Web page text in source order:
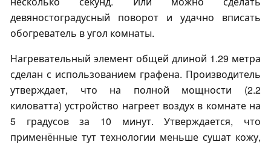
девяностоградусный поворот и удачно вписать
обогреватель в угол комнаты.
Нагревательный элемент общей длиной 1.29 метра
сделан с использованием графена. Производитель
утверждает, что на полной мощности (2.2
киловатта) устройство нагреет воздух в комнате на
5 градусов за 10 минут. Утверждается, что
применённые тут технологии меньше сушат кожу,